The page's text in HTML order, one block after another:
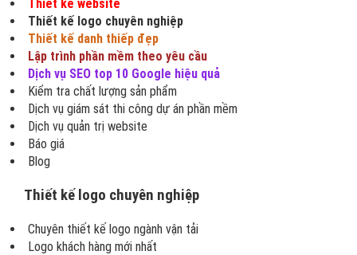
Thiết kế website
Thiết kế logo chuyên nghiệp
Thiết kế danh thiếp đẹp
Lập trình phần mềm theo yêu cầu
Dịch vụ SEO top 10 Google hiệu quả
Kiểm tra chất lượng sản phẩm
Dịch vụ giám sát thi công dự án phần mềm
Dịch vụ quản trị website
Báo giá
Blog
Thiết kế logo chuyên nghiệp
Chuyên thiết kế logo ngành vận tải
Logo khách hàng mới nhất